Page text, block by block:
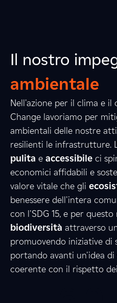
Il nostro
ambientale
Nell'azione per il clima e
Change lavoriamo per
ambientali delle nostre
resilienti le infrastrutture.
pulita e accessibile ci
economici affidabili e
valore vitale che gli
benessere dell'intera
con l'SDG 15, e per
biodiversità attraverso
promuovendo iniziative di
portando avanti un'idea
coerente con il rispetto
5
8
2
5
0
0
3